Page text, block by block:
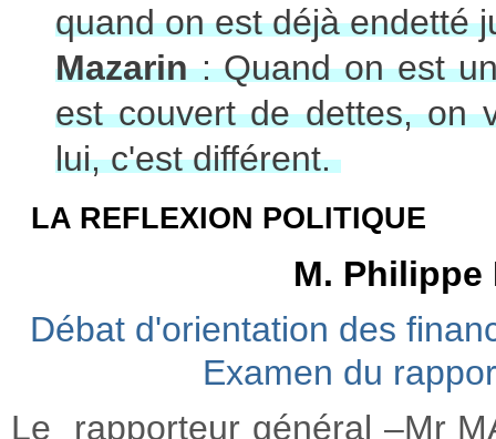
quand on est déjà endetté
Mazarin: Quand on est
est couvert de dettes, on
lui, c'est différent.
LA REFLEXION POLITIQUE
M. Philippe
Débat d'orientation des
Examen du
Le rapporteur général –Mr